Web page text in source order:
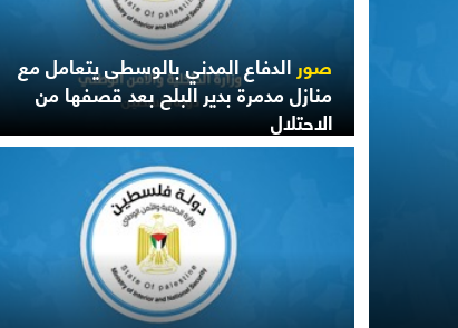
صورالدفاع المدني بالوسطى يتعامل مع
منازل مدمرة بدير البلح بعد قصفها من
الاحتلال